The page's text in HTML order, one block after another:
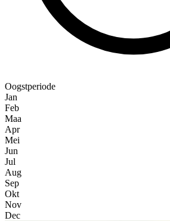
Oogstperiode
Jan
Feb
Maa
Apr
Mei
Jun
Jul
Aug
Sep
Okt
Nov
Dec